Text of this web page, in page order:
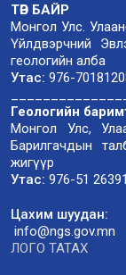
ТӨВ БАЙР
Монгол Улс.
Үйлдвэрчний
геологийн алба
Утас: 976-
Геологийн
Монгол Улс,
Барилгачдын
жигүүр
Утас: 976-51
Цахим шуудан:
info@ngs.gov.mn
ЛОГО ТАТАХ